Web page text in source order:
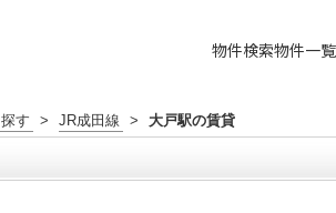
物件検索物件一覧
す > JR成田線 > 大戸駅の賃貸